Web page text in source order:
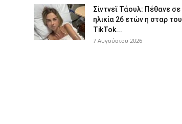
Σίντνεϊ Τάουλ: Πέθανε σε
ηλικία 26 ετών η σταρ του
TikTok...
7 Αυγούστου 2026